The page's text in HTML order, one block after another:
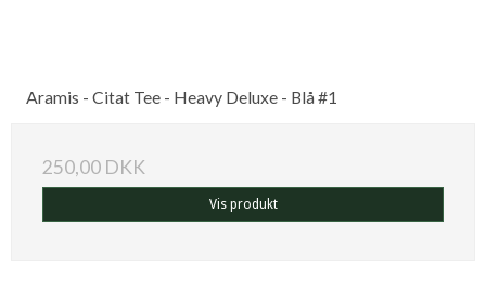
Aramis - Citat Tee - Heavy Deluxe - Blå #1
250,00 DKK
Vis produkt